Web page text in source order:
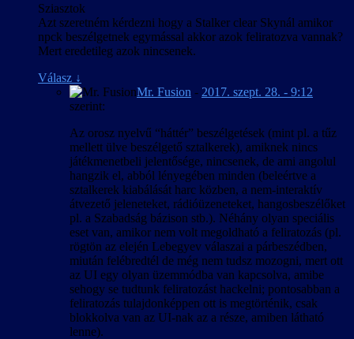
Sziasztok
Azt szeretném kérdezni hogy a Stalker clear Skynál amikor
npck beszélgetnek egymással akkor azok feliratozva vannak?
Mert eredetileg azok nincsenek.
Válasz ↓
Mr. Fusion - 2017. szept. 28. - 9:12
szerint:
Az orosz nyelvű “háttér” beszélgetések (mint pl. a tűz
mellett ülve beszélgető sztalkerek), amiknek nincs
játékmenetbeli jelentősége, nincsenek, de ami angolul
hangzik el, abból lényegében minden (beleértve a
sztalkerek kiabálását harc közben, a nem-interaktív
átvezető jeleneteket, rádióüzeneteket, hangosbeszélőket
pl. a Szabadság bázison stb.). Néhány olyan speciális
eset van, amikor nem volt megoldható a feliratozás (pl.
rögtön az elején Lebegyev válaszai a párbeszédben,
miután felébredtél de még nem tudsz mozogni, mert ott
az UI egy olyan üzemmódba van kapcsolva, amibe
sehogy se tudtunk feliratozást hackelni; pontosabban a
feliratozás tulajdonképpen ott is megtörténik, csak
blokkolva van az UI-nak az a része, amiben látható
lenne).